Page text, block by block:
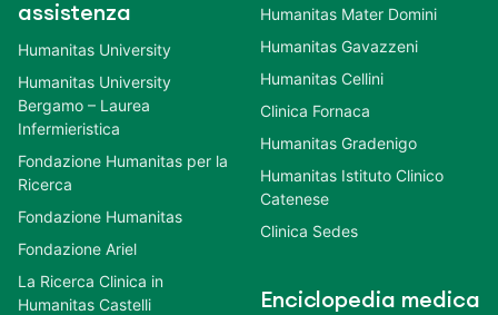
assistenza
Humanitas University
Humanitas University
Bergamo – Laurea
Infermieristica
Fondazione Humanitas per la
Ricerca
Fondazione Humanitas
Fondazione Ariel
La Ricerca Clinica in
Humanitas Castelli
Humanitas Mater Domini
Humanitas Gavazzeni
Humanitas Cellini
Clinica Fornaca
Humanitas Gradenigo
Humanitas Istituto Clinico
Catenese
Clinica Sedes
Enciclopedia medica